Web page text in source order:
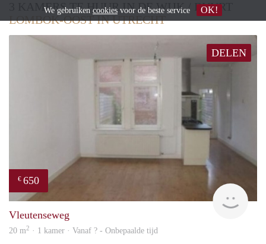
3 KAMERS TE HUUR IN DE WIJK / BUURT
LOMBOK-OOST IN UTRECHT
DELEN
€ 650
Vleutenseweg
20 m2 · 1 kamer · Vanaf ? - Onbepaalde tijd
We gebruiken cookies voor de beste service OK!